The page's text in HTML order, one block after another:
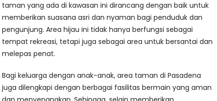
taman yang ada di kawasan ini dirancang dengan baik untuk
memberikan suasana asri dan nyaman bagi penduduk dan
pengunjung. Area hijau ini tidak hanya berfungsi sebagai
tempat rekreasi, tetapi juga sebagai area untuk bersantai dan
melepas penat.
Bagi keluarga dengan anak-anak, area taman di Pasadena
juga dilengkapi dengan berbagai fasilitas bermain yang aman